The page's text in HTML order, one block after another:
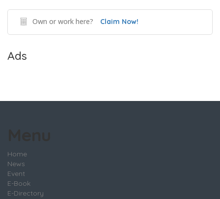
Own or work here? Claim Now!
Ads
Home
News
Event
E-Book
E-Directory